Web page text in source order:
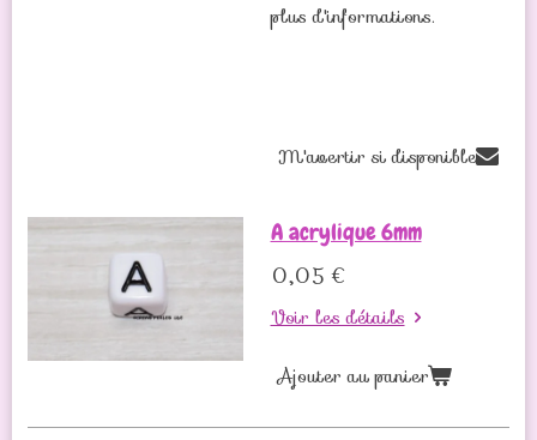
plus d'informations.
M'avertir si disponible
A acrylique 6mm
0,05 €
Voir les détails
Ajouter au panier